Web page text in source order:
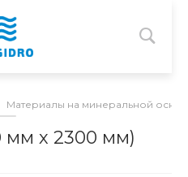
Материалы на минеральной
мм х 2300 мм)